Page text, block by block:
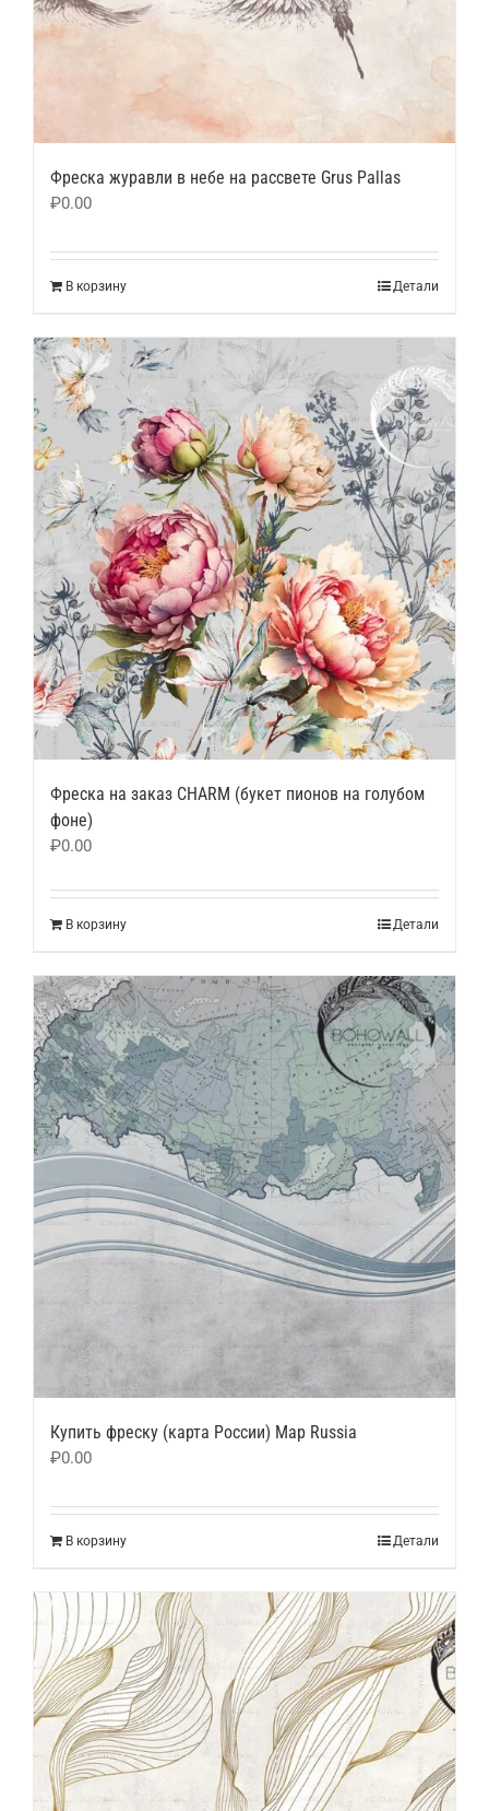
Фреска журавли в небе на рассвете Grus Pallas
₽0.00
В корзину Детали
Фреска на заказ CHARM (букет пионов на голубом
фоне)
₽0.00
В корзину Детали
Купить фреску (карта России) Map Russia
₽0.00
В корзину Детали